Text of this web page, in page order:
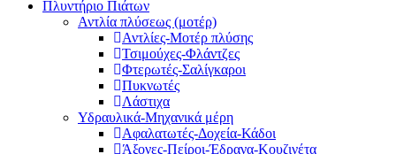
Πλυντήριο Πιάτων
Αντλία πλύσεως (μοτέρ)
Αντλίες-Μοτέρ πλύσης
Τσιμούχες-Φλάντζες
Φτερωτές-Σαλίγκαροι
Πυκνωτές
Λάστιχα
Υδραυλικά-Mηχανικά μέρη
Αφαλατωτές-Δοχεία-Κάδοι
Άξονες-Πείροι-Έδρανα-Κουζινέτα